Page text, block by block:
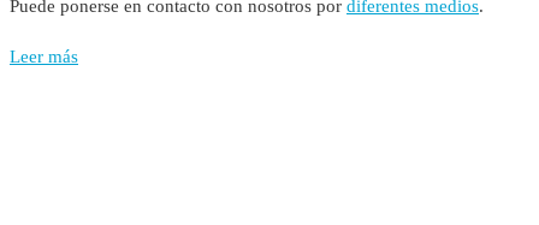
Puede ponerse en contacto con nosotros por diferentes medios.
Leer más